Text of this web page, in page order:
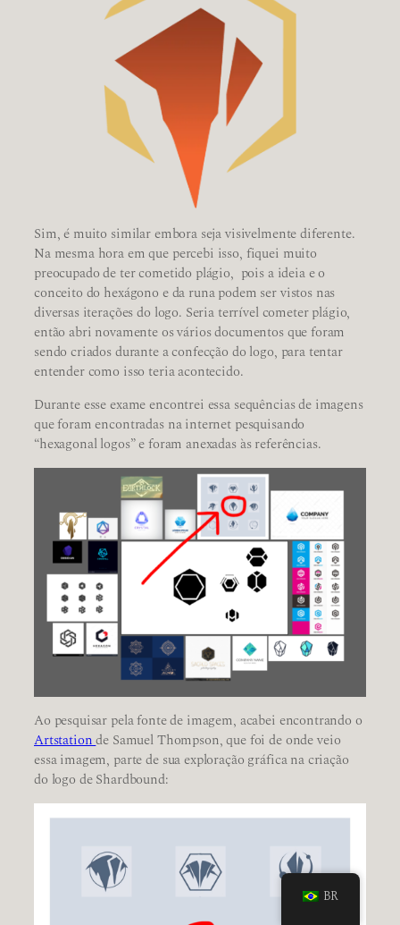
Sim, é muito similar embora seja visivelmente diferente.
Na mesma hora em que percebi isso, fiquei muito
preocupado de ter cometido plágio, pois a ideia e o
conceito do hexágono e da runa podem ser vistos nas
diversas iterações do logo. Seria terrível cometer plágio,
então abri novamente os vários documentos que foram
sendo criados durante a confecção do logo, para tentar
entender como isso teria acontecido.
Durante esse exame encontrei essa sequências de imagens
que foram encontradas na internet pesquisando
“hexagonal logos” e foram anexadas às referências.
Ao pesquisar pela fonte de imagem, acabei encontrando o
Artstationde Samuel Thompson, que foi de onde veio
essa imagem, parte de sua exploração gráfica na criação
do logo de Shardbound:
BR